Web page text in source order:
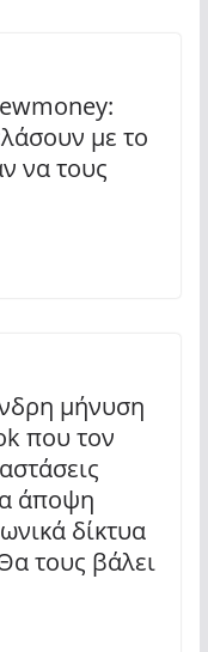
με το
να τους
μήνυση
που τον
άποψη
δίκτυα
τους βάλει